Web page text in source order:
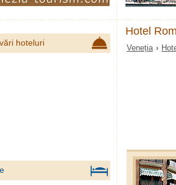
Hotel
Veneția ›
hoteluri